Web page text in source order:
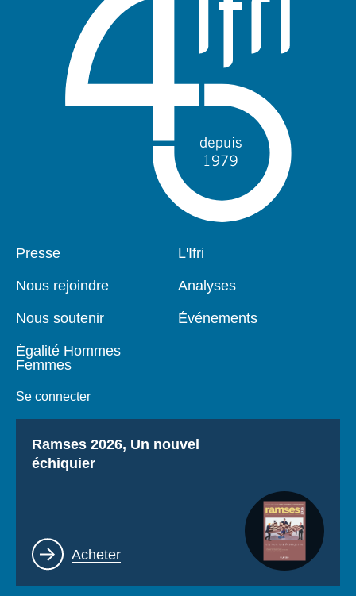
Pied
Presse
Nous rejoindre
Nous soutenir
Égalité Hommes
Femmes
Se connecter
Navigation
L'Ifri
Analyses
Événements
Titre
Ramses 2026, Un nouvel
échiquier
Lien
Acheter